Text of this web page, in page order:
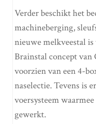
Verder beschikt het
machineberging,
nieuwe melkveestal
Brainstal concept
voorzien van een 4-
naselectie. Tevens is
voersysteem
gewerkt.